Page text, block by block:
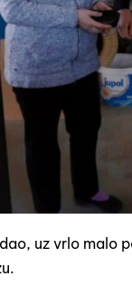
uz vrlo malo